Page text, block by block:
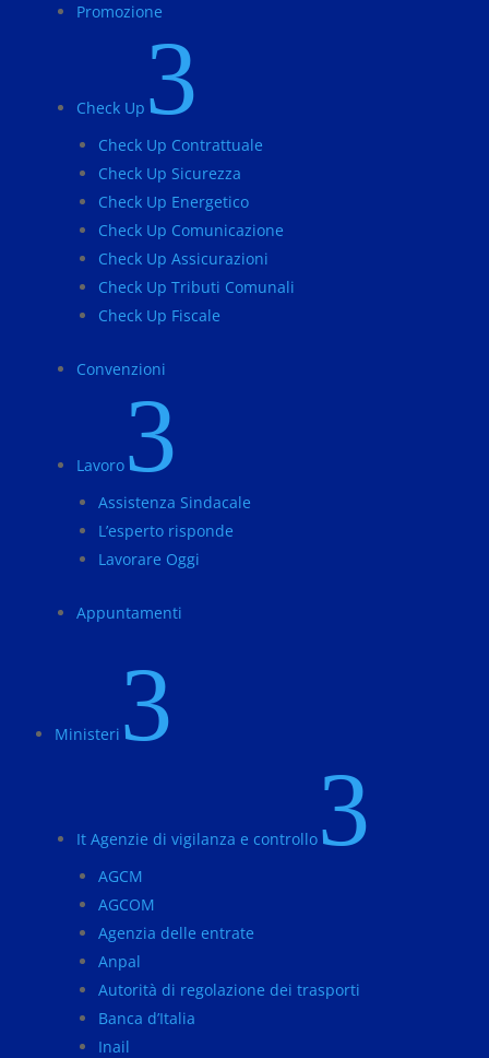
Promozione
Check Up 3
Check Up Contrattuale
Check Up Sicurezza
Check Up Energetico
Check Up Comunicazione
Check Up Assicurazioni
Check Up Tributi Comunali
Check Up Fiscale
Convenzioni
Lavoro 3
Assistenza Sindacale
L’esperto risponde
Lavorare Oggi
Appuntamenti
Ministeri 3
It Agenzie di vigilanza e controllo 3
AGCM
AGCOM
Agenzia delle entrate
Anpal
Autorità di regolazione dei trasporti
Banca d’Italia
Inail